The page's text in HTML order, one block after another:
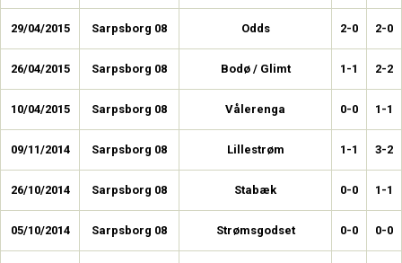
29/04/2015 Sarpsborg 08 Odds 2-0 2-0
26/04/2015 Sarpsborg 08 Bodø / Glimt 1-1 2-2
10/04/2015 Sarpsborg 08 Vålerenga 0-0 1-1
09/11/2014 Sarpsborg 08 Lillestrøm 1-1 3-2
26/10/2014 Sarpsborg 08 Stabæk 0-0 1-1
05/10/2014 Sarpsborg 08 Strømsgodset 0-0 0-0